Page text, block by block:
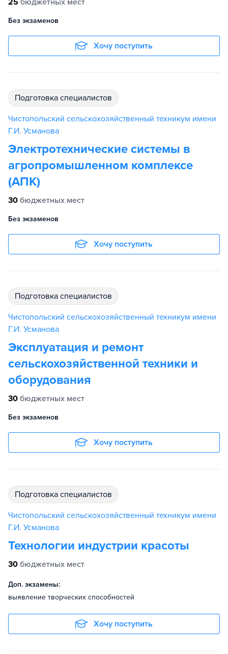
25 бюджетных мест
Без экзаменов
Хочу поступить
подготовка специалистов
Чистопольский сельскохозяйственный техникум имени
Г.И. Усманова
Электротехнические системы в
агропромышленном комплексе
(АПК)
30 бюджетных мест
Без экзаменов
Хочу поступить
подготовка специалистов
Чистопольский сельскохозяйственный техникум имени
Г.И. Усманова
Эксплуатация и ремонт
сельскохозяйственной техники и
оборудования
30 бюджетных мест
Без экзаменов
Хочу поступить
подготовка специалистов
Чистопольский сельскохозяйственный техникум имени
Г.И. Усманова
Технологии индустрии красоты
30 бюджетных мест
Доп. экзамены:
выявление творческих способностей
Хочу поступить